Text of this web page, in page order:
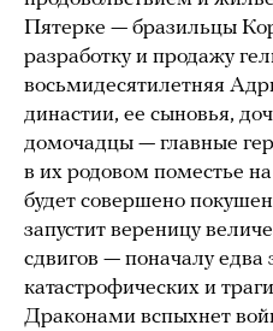
Пятерке — бразильцы
разработку и продажу
восьмидесятилетняя
династии, ее сыновья,
домочадцы — главные
в их родовом поместье
будет совершено
запустит вереницу
сдвигов — поначалу
катастрофических и
Драконами вспыхнет